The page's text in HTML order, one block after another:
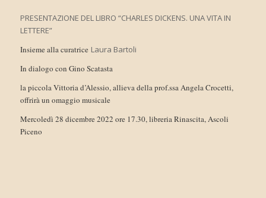
PRESENTAZIONE DEL LIBRO “CHARLES DICKENS. UNA VITA IN
LETTERE”
Insieme alla curatrice Laura Bartoli
In dialogo con Gino Scatasta
la piccola Vittoria d’Alessio, allieva della prof.ssa Angela Crocetti,
offrirà un omaggio musicale
Mercoledì 28 dicembre 2022 ore 17.30, libreria Rinascita, Ascoli
Piceno